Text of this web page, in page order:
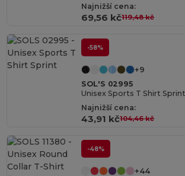
Najnižší cena:
69,56 kč119,48 kč
-58%
+9
SOL'S 02995
Unisex Sports T Shirt Sprint
Najnižší cena:
43,91 kč104,46 kč
-48%
+44